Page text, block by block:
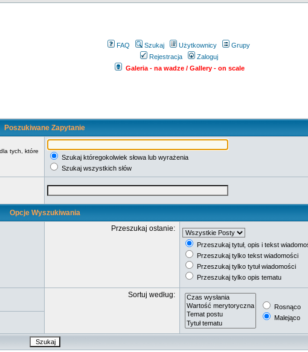
FAQ Szukaj Użytkownicy
Grupy
Rejestracja
Zaloguj
Galeria - na wadze / Gallery - on scale
Poszukiwane Zapytanie
dla tych, które
Szukaj któregokolwiek słowa lub wyrażenia
Szukaj wszystkich słów
Opcje Wyszukiwania
Przeszukaj ostanie:
Przeszukaj tytuł, opis i tekst
Przeszukaj tylko tekst wiadomości
Przeszukaj tylko tytuł wiadomości
Przeszukaj tylko opis tematu
Sortuj według:
Rosnąco
Malejąco